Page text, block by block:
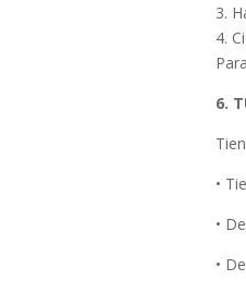
3.
4.
6.
•
•
•